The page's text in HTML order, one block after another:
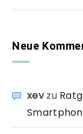
Neue
xevzu